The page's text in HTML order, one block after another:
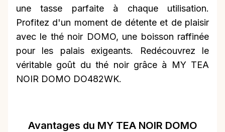
une tasse parfaite à chaque utilisation.
Profitez d'un moment de détente et de plaisir
avec le thé noir DOMO, une boisson raffinée
pour les palais exigeants. Redécouvrez le
véritable goût du thé noir grâce à MY TEA
NOIR DOMO DO482WK.
Avantages du MY TEA NOIR DOMO